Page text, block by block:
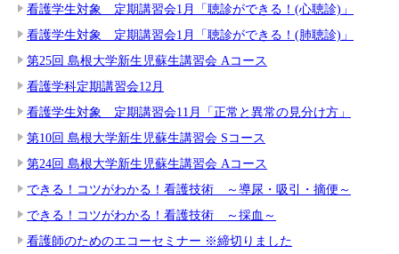
看護学生対象 定期講習会1月「聴診ができる！(心聴診)」
看護学生対象 定期講習会1月「聴診ができる！(肺聴診)」
第25回 島根大学新生児蘇生講習会 Aコース
看護学科定期講習会12月
看護学生対象 定期講習会11月「正常と異常の見分け方」
第10回 島根大学新生児蘇生講習会 Sコース
第24回 島根大学新生児蘇生講習会 Aコース
できる！コツがわかる！看護技術 ～導尿・吸引・摘便～
できる！コツがわかる！看護技術 ～採血～
看護師のためのエコーセミナー ※締切りました